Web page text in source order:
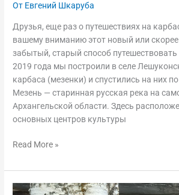
От Евгений Шкаруба
Друзья, еще раз о путешествиях на
вашему вниманию этот новый или
забытый, старый способ
2019 года мы построили в селе
карбаса (мезенки) и спустились на них
Мезень — старинная русская река на
Архангельской области. Здесь
основных центров культуры
Read More »
По